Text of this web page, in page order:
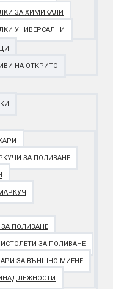
ЗА ХИМИКАЛИ
УНИВЕРСАЛНИ
НА ОТКРИТО
ЗА ПОЛИВАНЕ
ПОЛИВАНЕ
ЗА ПОЛИВАНЕ
ЗА ВЪНШНО МИЕНЕ